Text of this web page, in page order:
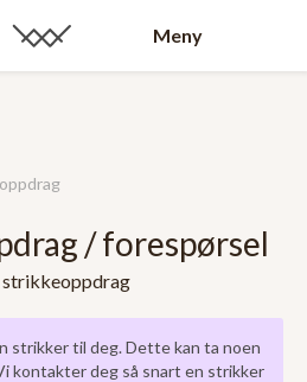
Meny
/ forespørsel
strikkeoppdrag
strikker til deg. Dette kan ta noen
kontakter deg så snart en strikker